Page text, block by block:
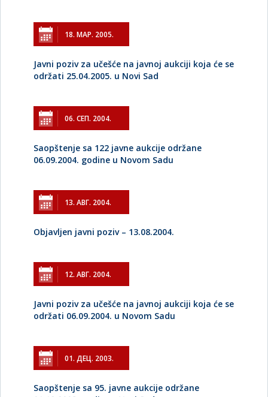
18. МАР. 2005.
Javni poziv za učešće na javnoj aukciji koja će se
održati 25.04.2005. u Novi Sad
06. СЕП. 2004.
Saopštenje sa 122 javne aukcije održane
06.09.2004. godine u Novom Sadu
13. АВГ. 2004.
Objavljen javni poziv – 13.08.2004.
12. АВГ. 2004.
Javni poziv za učešće na javnoj aukciji koja će se
održati 06.09.2004. u Novom Sadu
01. ДЕЦ. 2003.
Saopštenje sa 95. javne aukcije održane